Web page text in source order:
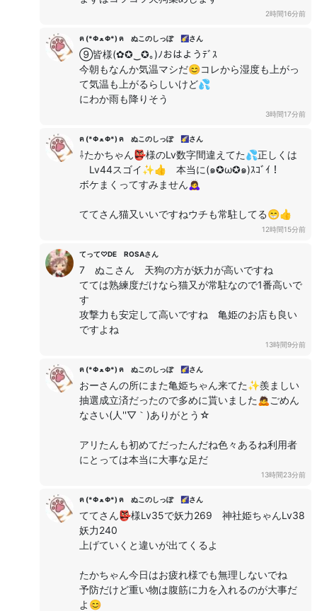
2時間16分前
ฅ (*Φ ﻌ Φ*) ฅ ぬこのしっぽ 🌠さん
⑨皆様(✿✪‿✪｡)ﾉおはようﾃﾞｽ
今朝もなんか気温マシだ😊コレから湿度も上がっ
て気温も上がるらしいけど💦
にわか雨も降りそう
3時間17分前
ฅ (*Φ ﻌ Φ*) ฅ ぬこのしっぽ 🌠さん
⇩たかちゃん👺様のLv数字間違えてた💦正しくは
Lv44スゴイ✨👍 本当に(๑✪ω✪๑)ｽｺﾞｲ！
ボケまくってすみません🙇‍♀️
ててさん猫又いいですねウチも常駐してる😁👍
12時間15分前
てって♡DE ROSAさん
7 ぬこさん 天狗の方が妖力が高いですね
てては熟練度だけなら猫又が常駐なので1番高いで
す
攻撃力も安定して高いですね 亀姫のお店も良い
ですよね
13時間9分前
ฅ (*Φ ﻌ Φ*) ฅ ぬこのしっぽ 🌠さん
おーさんの所にまた亀姫ちゃん来てた✨羨ましい
抽選成立済だったので多めに貰いました🙇ごめん
なさい(人''▽｀)ありがとう☆
アリたんも初めてだったんだね色々あるね利用者
にとっては本当に大事な足だ
13時間23分前
ฅ (*Φ ﻌ Φ*) ฅ ぬこのしっぽ 🌠さん
ててさん👺様Lv35で妖力269 神社姫ちゃんLv38
妖力240
上げていくと違いが出てくるよ
たかちゃん今日はお疲れ様でも無理しないでね
予防だけど重い物は腹筋に力を入れるのが大事だ
よ😊